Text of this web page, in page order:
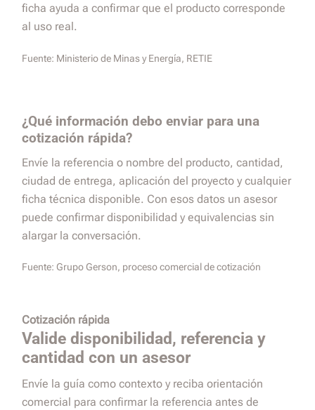
ficha ayuda a confirmar que el producto corresponde
al uso real.
Fuente: Ministerio de Minas y Energía, RETIE
¿Qué información debo enviar para una
cotización rápida?
Envíe la referencia o nombre del producto, cantidad,
ciudad de entrega, aplicación del proyecto y cualquier
ficha técnica disponible. Con esos datos un asesor
puede confirmar disponibilidad y equivalencias sin
alargar la conversación.
Fuente: Grupo Gerson, proceso comercial de cotización
Cotización rápida
Valide disponibilidad, referencia y
cantidad con un asesor
Envíe la guía como contexto y reciba orientación
comercial para confirmar la referencia antes de